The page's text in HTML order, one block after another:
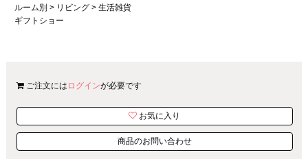
ルーム別 > リビング> 生活雑貨
ギフトショー
ご注文には ログインが必要です
お気に入り
商品のお問い合わせ